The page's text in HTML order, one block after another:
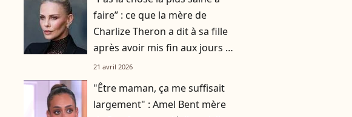
faire” : ce que la mère de
Charlize Theron a dit à sa fille
après avoir mis fin aux jours de
son père
21 avril 2026
"Être maman, ça me suffisait
largement" : Amel Bent mère